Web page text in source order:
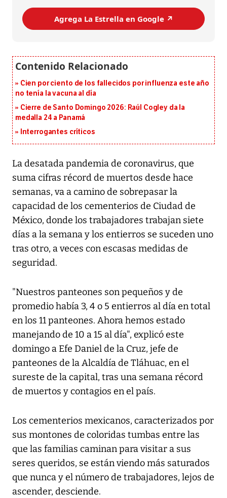
Agrega La Estrella en Google ↗️
Cien por ciento de los fallecidos por influenza este año
no tenía la vacuna al día
Cierre de Santo Domingo 2026: Raúl Cogley da la
medalla 24 a Panamá
Interrogantes críticos
La desatada pandemia de coronavirus, que
suma cifras récord de muertos desde hace
semanas, va a camino de sobrepasar la
capacidad de los cementerios de Ciudad de
México, donde los trabajadores trabajan siete
días a la semana y los entierros se suceden uno
tras otro, a veces con escasas medidas de
seguridad.
"Nuestros panteones son pequeños y de
promedio había 3, 4 o 5 entierros al día en total
en los 11 panteones. Ahora hemos estado
manejando de 10 a 15 al día", explicó este
domingo a Efe Daniel de la Cruz, jefe de
panteones de la Alcaldía de Tláhuac, en el
sureste de la capital, tras una semana récord
de muertos y contagios en el país.
Los cementerios mexicanos, caracterizados por
sus montones de coloridas tumbas entre las
que las familias caminan para visitar a sus
seres queridos, se están viendo más saturados
que nunca y el número de trabajadores, lejos de
ascender, desciende.